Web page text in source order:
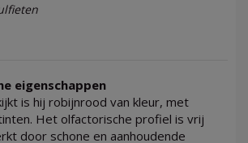
eigenschappen
is hij robijnrood van kleur, met
Het olfactorische profiel is vrij
door schone en aanhoudende